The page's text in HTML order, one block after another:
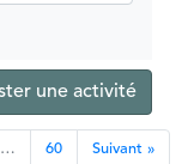
une activité
… 60 Suivant »